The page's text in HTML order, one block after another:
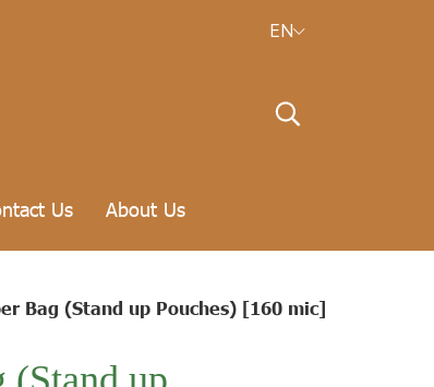
EN
Us About Us
Bag (Stand up Pouches) [160 mic]